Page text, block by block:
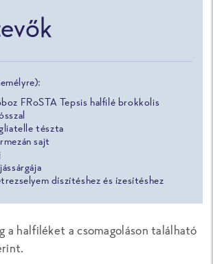
FRoSTA Tepsis halfilé brokkolis
tészta
sajt
díszítéshez és ízesítéshez
a halfiléket a csomagoláson található